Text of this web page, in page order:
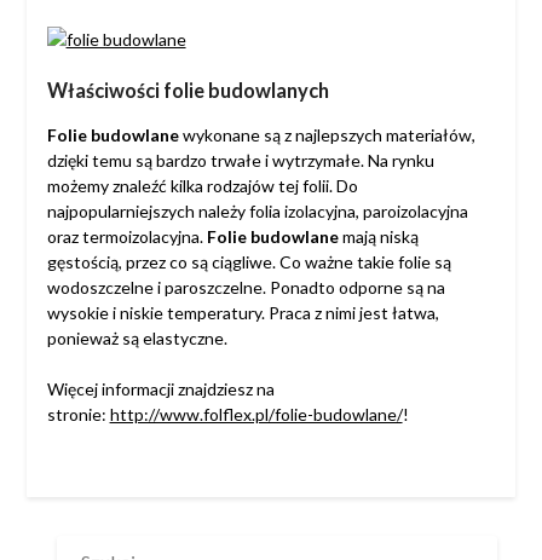
Właściwości folie budowlanych
Folie budowlanewykonane są z najlepszych materiałów,
dzięki temu są bardzo trwałe i wytrzymałe. Na rynku
możemy znaleźć kilka rodzajów tej folii. Do
najpopularniejszych należy folia izolacyjna, paroizolacyjna
oraz termoizolacyjna. Folie budowlanemają niską
gęstością, przez co są ciągliwe. Co ważne takie folie są
wodoszczelne i paroszczelne. Ponadto odporne są na
wysokie i niskie temperatury. Praca z nimi jest łatwa,
ponieważ są elastyczne.
Więcej informacji znajdziesz na
stronie: http://www.folflex.pl/folie-budowlane/!